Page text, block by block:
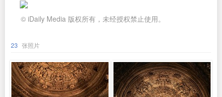
© iDaily Media 版权所有，未经授权禁止使用。
23 张照片